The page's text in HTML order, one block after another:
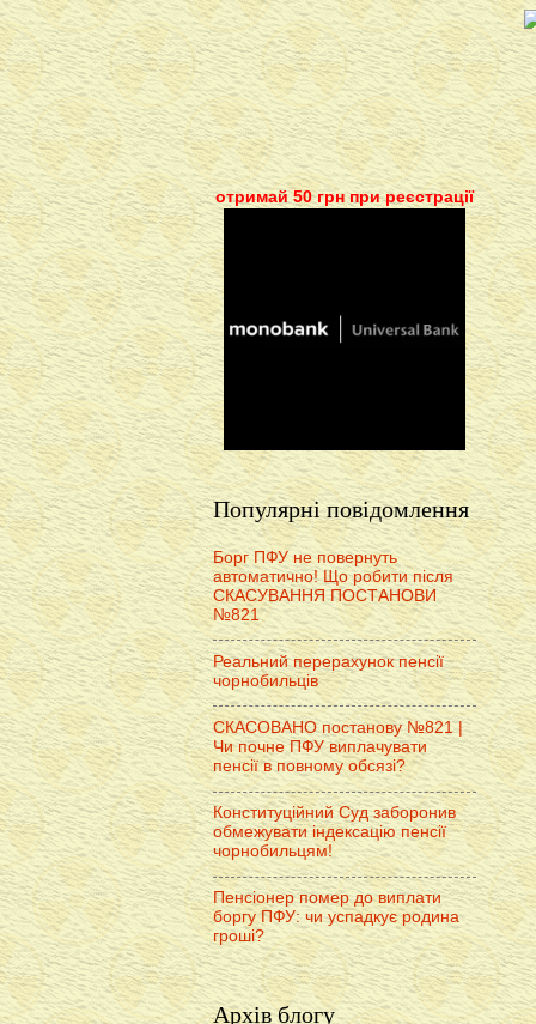
отримай 50 грн при реєстрації
Популярні повідомлення
Борг ПФУ не повернуть
автоматично! Що робити після
СКАСУВАННЯ ПОСТАНОВИ
№821
Реальний перерахунок пенсії
чорнобильців
СКАСОВАНО постанову №821 |
Чи почне ПФУ виплачувати
пенсії в повному обсязі?
Конституційний Суд заборонив
обмежувати індексацію пенсії
чорнобильцям!
Пенсіонер помер до виплати
боргу ПФУ: чи успадкує родина
гроші?
Архів блогу